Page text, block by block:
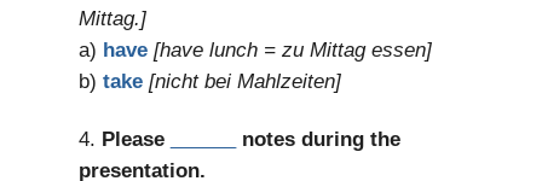
Mittag.]
a) have [have lunch = zu Mittag essen]
b) take [nicht bei Mahlzeiten]
4. Please
notes during the
presentation.